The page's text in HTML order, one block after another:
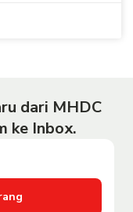
dari MHDC
ke Inbox.